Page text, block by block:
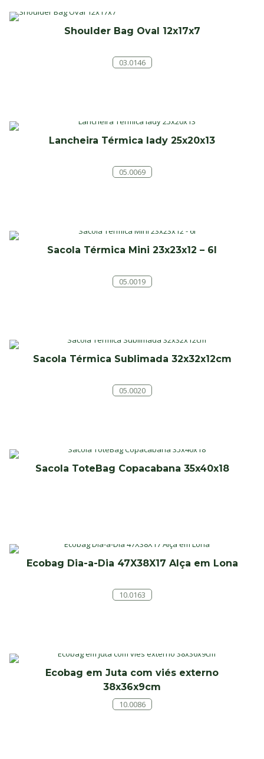
Shoulder Bag Oval 12x17x7
03.0146
Lancheira Térmica lady 25x20x13
05.0069
Sacola Térmica Mini 23x23x12 – 6l
05.0019
Sacola Térmica Sublimada 32x32x12cm
05.0020
Sacola ToteBag Copacabana 35x40x18
Ecobag Dia-a-Dia 47X38X17 Alça em Lona
10.0163
Ecobag em Juta com viés externo
38x36x9cm
10.0086